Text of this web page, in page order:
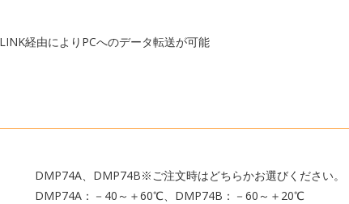
経由によりPCへのデータ転送が可能
DMP74A、DMP74B※ご注文時はどちらかお選びください。
DMP74A：－40～＋60℃、DMP74B：－60～＋20℃